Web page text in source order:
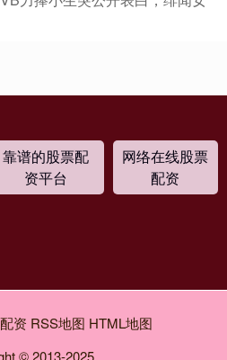
靠谱的股票配
资平台
网络在线股票
配资
资 RSS地图 HTML地图
© 2013-2025